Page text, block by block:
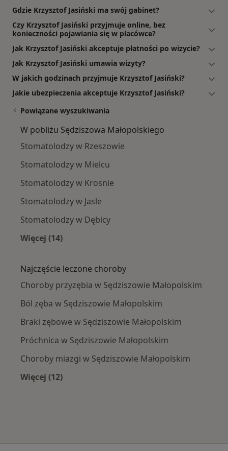
Gdzie Krzysztof Jasiński ma swój gabinet?
Czy Krzysztof Jasiński przyjmuje online, bez
konieczności pojawiania się w placówce?
Jak Krzysztof Jasiński akceptuje płatności po wizycie?
Jak Krzysztof Jasiński umawia wizyty?
W jakich godzinach przyjmuje Krzysztof Jasiński?
Jakie ubezpieczenia akceptuje Krzysztof Jasiński?
Powiązane wyszukiwania
W pobliżu Sędziszowa Małopolskiego
Stomatolodzy w Rzeszowie
Stomatolodzy w Mielcu
Stomatolodzy w Krosnie
Stomatolodzy w Jasle
Stomatolodzy w Dębicy
Więcej (14)
Najczęście leczone choroby
Choroby przyzębia w Sędziszowie Małopolskim
Ból zęba w Sędziszowie Małopolskim
Braki zębowe w Sędziszowie Małopolskim
Próchnica w Sędziszowie Małopolskim
Choroby miazgi w Sędziszowie Małopolskim
Więcej (12)